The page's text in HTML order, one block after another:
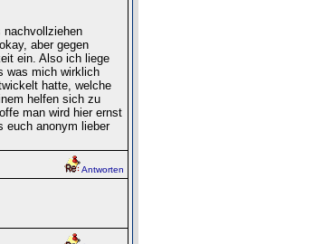
nachvollziehen
aber gegen
ein. Also ich liege
was mich wirklich
hatte, welche
helfen sich zu
man wird hier ernst
euch anonym lieber
Antworten